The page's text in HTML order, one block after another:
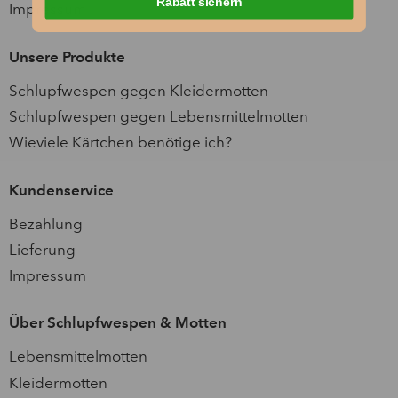
Impressum
Unsere Produkte
Schlupfwespen gegen Kleidermotten
Schlupfwespen gegen Lebensmittelmotten
Wieviele Kärtchen benötige ich?
Kundenservice
Bezahlung
Lieferung
Impressum
Über Schlupfwespen & Motten
Lebensmittelmotten
Kleidermotten